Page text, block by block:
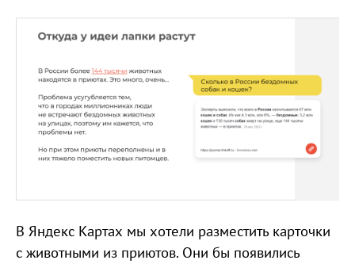
В Яндекс Картах мы хотели разместить карточки
с животными из приютов. Они бы появились